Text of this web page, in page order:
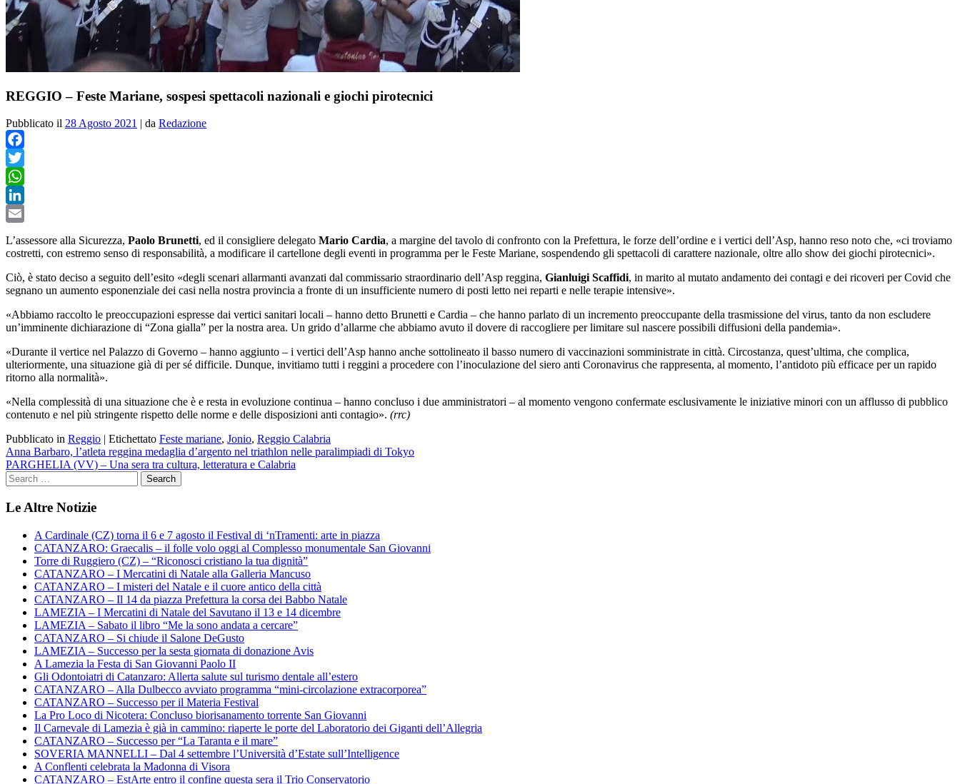
REGGIO – Feste Mariane, sospesi spettacoli nazionali e giochi pirotecnici
Pubblicato il 28 Agosto 2021 | da Redazione
Facebook
Twitter
WhatsApp
LinkedIn
L’assessore alla Sicurezza, Paolo Brunetti, ed il consigliere delegato Mario Cardia, a margine del tavolo di confronto con la Prefettura, le forze dell’ordine e i vertici dell’Asp, hanno reso noto che, «ci troviamo
costretti, con estremo senso di responsabilità, a modificare il cartellone degli eventi in programma per le Feste Mariane, sospendendo gli spettacoli di carattere nazionale, oltre allo show dei giochi pirotecnici».
Ciò, è stato deciso a seguito dell’esito «degli scenari allarmanti avanzati dal commissario straordinario dell’Asp reggina, Gianluigi Scaffidi, in marito al mutato andamento dei contagi e dei ricoveri per Covid che
segnano un aumento esponenziale dei casi nella nostra provincia a fronte di un insufficiente numero di posti letto nei reparti e nelle terapie intensive».
«Abbiamo raccolto le preoccupazioni espresse dai vertici sanitari locali – hanno detto Brunetti e Cardia – che hanno parlato di un incremento preoccupante della trasmissione del virus, tanto da non escludere
un’imminente dichiarazione di “Zona gialla” per la nostra area. Un grido d’allarme che abbiamo avuto il dovere di raccogliere per limitare sul nascere possibili diffusioni della pandemia».
«Durante il vertice nel Palazzo di Governo – hanno aggiunto – i vertici dell’Asp hanno anche sottolineato il basso numero di vaccinazioni somministrate in città. Circostanza, quest’ultima, che complica,
ulteriormente, una situazione già di per sé difficile. Dunque, invitiamo tutti i reggini a procedere con l’inoculazione del siero anti Coronavirus che rappresenta, al momento, l’antidoto più efficace per un rapido
ritorno alla normalità».
«Nella complessità di una situazione che è e resta in evoluzione continua – hanno concluso i due amministratori – al momento vengono confermate esclusivamente le iniziative minori con un afflusso di pubblico
contenuto e nel più stringente rispetto delle norme e delle disposizioni anti contagio». (rrc)
Pubblicato in Reggio | Etichettato Feste mariane, Jonio, Reggio Calabria
Navigazione
articoli
Anna Barbaro, l’atleta reggina medaglia d’argento nel triathlon nelle paralimpiadi di Tokyo
PARGHELIA (VV) – Una sera tra cultura, letteratura e Calabria
Le Altre Notizie
A Cardinale (CZ) torna il 6 e 7 agosto il Festival di ‘nTramenti: arte in piazza
CATANZARO: Graecalis – il folle volo oggi al Complesso monumentale San Giovanni
Torre di Ruggiero (CZ) – “Riconosci cristiano la tua dignità”
CATANZARO – I Mercatini di Natale alla Galleria Mancuso
CATANZARO – I misteri del Natale e il cuore antico della città
CATANZARO – Il 14 da piazza Prefettura la corsa dei Babbo Natale
LAMEZIA – I Mercatini di Natale del Savutano il 13 e 14 dicembre
LAMEZIA – Sabato il libro “Me la sono andata a cercare”
CATANZARO – Si chiude il Salone DeGusto
LAMEZIA – Successo per la sesta giornata di donazione Avis
A Lamezia la Festa di San Giovanni Paolo II
Gli Odontoiatri di Catanzaro: Allerta salute sul turismo dentale all’estero
CATANZARO – Alla Dulbecco avviato programma “mini-circolazione extracorporea”
CATANZARO – Successo per il Materia Festival
La Pro Loco di Nicotera: Concluso biorisanamento torrente San Giovanni
Il Carnevale di Lamezia è già in cammino: riaperte le porte del Laboratorio dei Giganti dell’Allegria
CATANZARO – Successo per “La Taranta e il mare”
SOVERIA MANNELLI – Dal 4 settembre l’Università d’Estate sull’Intelligence
A Conflenti celebrata la Madonna di Visora
CATANZARO – EstArte entro il confine questa sera il Trio Conservatorio